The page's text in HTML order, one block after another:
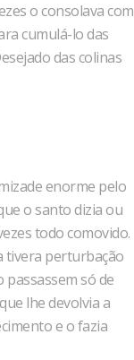
o consolava com
cumulá-lo das
das colinas
enorme pelo
o santo dizia ou
todo comovido.
tivera perturbação
só de
lhe devolvia a
e o fazia